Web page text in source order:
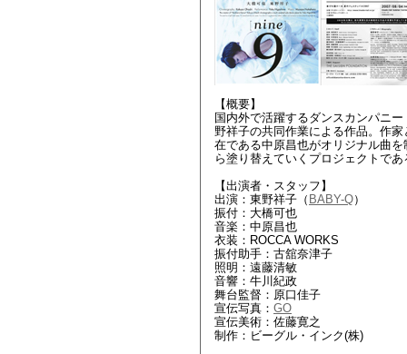
【概要】
国内外で活躍するダンスカンパニ
野祥子の共同作業による作品。作
在である中原昌也がオリジナル曲
ら塗り替えていくプロジェクトであ
【出演者・スタッフ】
出演：東野祥子（ BABY-Q）
振付：大橋可也
音楽：中原昌也
衣装：ROCCA WORKS
振付助手：古舘奈津子
照明：遠藤清敏
音響：牛川紀政
舞台監督：原口佳子
宣伝写真： GO
宣伝美術：佐藤寛之
制作：ビーグル・インク(株)